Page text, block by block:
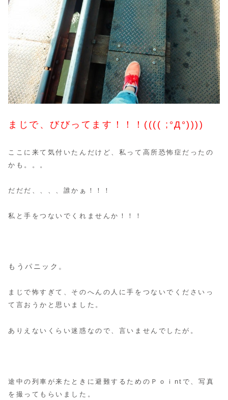
まじで、びびってます！！！(((( ;°Д°))))
ここに来て気付いたんだけど、私って高所恐怖症だったの
かも。。。
だだだ、、、、誰かぁ！！！
私と手をつないでくれませんか！！！
もうパニック。
まじで怖すぎて、そのへんの人に手をつないでくださいっ
て言おうかと思いました。
ありえないくらい迷惑なので、言いませんでしたが。
途中の列車が来たときに避難するためのＰｏｉntで、写真
を撮ってもらいました。